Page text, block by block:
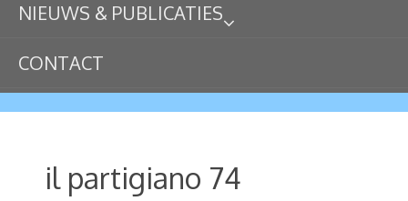
NIEUWS & PUBLICATIES
CONTACT
il partigiano 74